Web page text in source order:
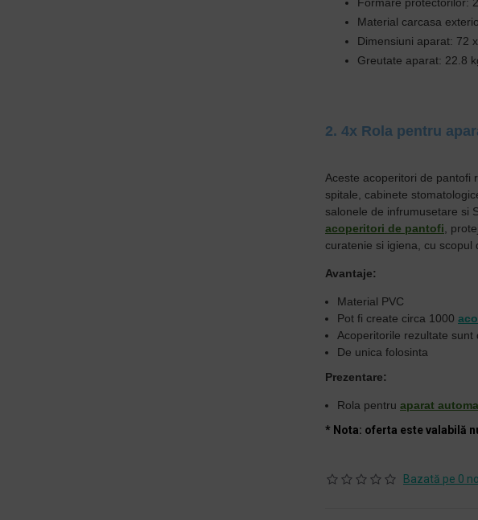
Material carcasa
Dimensiuni aparat: 72
Greutate aparat: 22.8
2. 4x Rola pentru
Aceste acoperitori de pantofi
spitale, cabinete
salonele de infrumusetare si
acoperitori de pantofi
curatenie si igiena,
cu scopul
Avantaje:
Material PVC
Pot fi create circa 1000
Acoperitorile rezultate sunt
De unica folosinta
Prezentare:
Rola pentru aparat
* Nota: oferta este valabilă
Bazată pe 0